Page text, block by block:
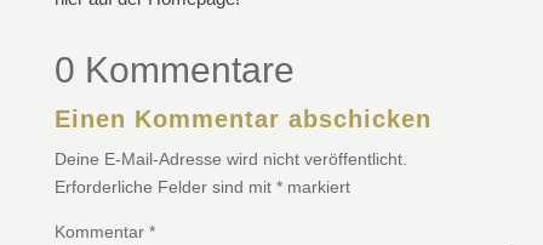
0 Kommentare
Einen Kommentar abschicken
Deine E-Mail-Adresse wird nicht veröffentlicht.
Erforderliche Felder sind mit *markiert
Kommentar *